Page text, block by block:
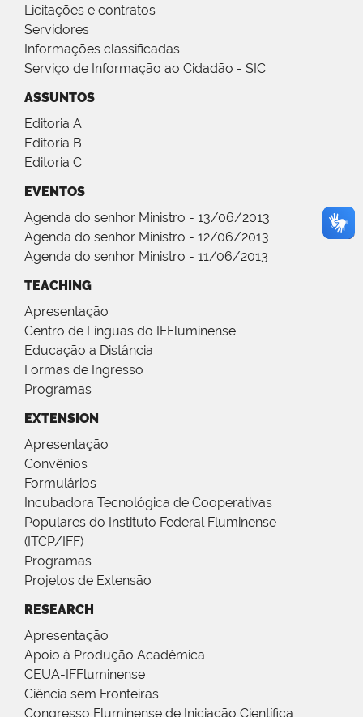
Licitações e contratos
Servidores
Informações classificadas
Serviço de Informação ao Cidadão - SIC
ASSUNTOS
Editoria A
Editoria B
Editoria C
EVENTOS
Agenda do senhor Ministro - 13/06/2013
Agenda do senhor Ministro - 12/06/2013
Agenda do senhor Ministro - 11/06/2013
TEACHING
Apresentação
Centro de Línguas do IFFluminense
Educação a Distância
Formas de Ingresso
Programas
EXTENSION
Apresentação
Convênios
Formulários
Incubadora Tecnológica de Cooperativas
Populares do Instituto Federal Fluminense
(ITCP/IFF)
Programas
Projetos de Extensão
RESEARCH
Apresentação
Apoio à Produção Acadêmica
CEUA-IFFluminense
Ciência sem Fronteiras
Congresso Fluminense de Iniciação Científica